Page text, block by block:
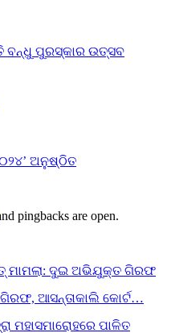
ବନ୍ଧୁ ପୁରସ୍କାର ଉତ୍ସବ
ଅନୁଷ୍ଠିତ
pingbacks are open.
ମାମଲା: ଦୁଇ ଅଭିଯୁକ୍ତ ଗିରଫ
ଆସନ୍ତାକାଲି କୋର୍ଟ…
ମହାସମାରୋହରେ ପାଳିତ